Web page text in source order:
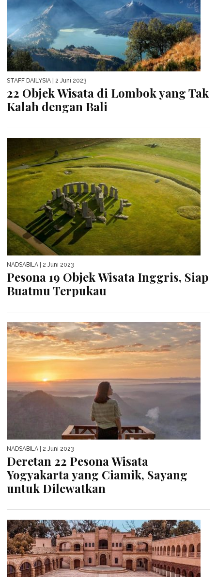
STAFF DAILYSIA | 2 Juni 2023
22 Objek Wisata di Lombok yang Tak
Kalah dengan Bali
NADSABILA | 2 Juni 2023
Pesona 19 Objek Wisata Inggris, Siap
Buatmu Terpukau
NADSABILA | 2 Juni 2023
Deretan 22 Pesona Wisata
Yogyakarta yang Ciamik, Sayang
untuk Dilewatkan